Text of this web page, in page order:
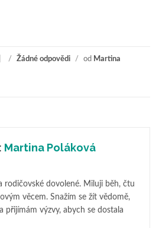
/ Žádné odpovědi / od Martina
Martina Poláková
rodičovské dovolené. Miluji běh, čtu
věcem. Snažím se žít vědomě,
přijímám výzvy, abych se dostala